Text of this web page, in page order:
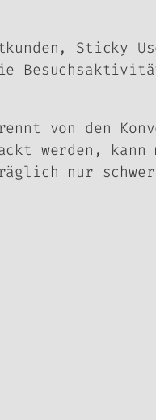
Sticky
von den
werden, kann
nur